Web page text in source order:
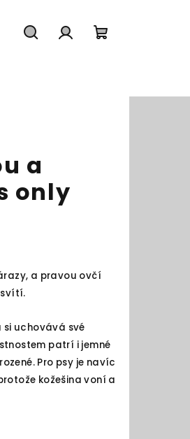
košík
a
only
a pravou ovčí
svítí.
si uchovává své
patrí i jemné
Pro psy je navíc
kožešina voní a